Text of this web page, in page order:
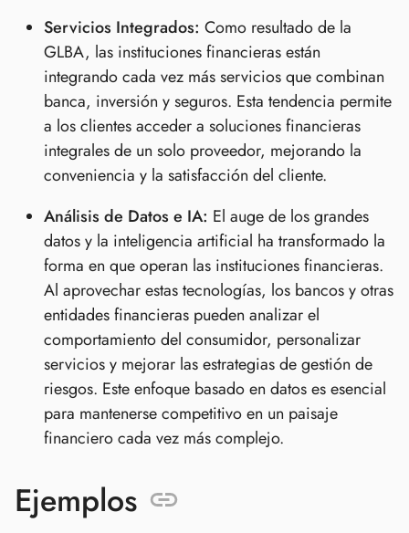
Servicios Integrados: Como resultado de la
GLBA, las instituciones financieras están
integrando cada vez más servicios que combinan
banca, inversión y seguros. Esta tendencia permite
a los clientes acceder a soluciones financieras
integrales de un solo proveedor, mejorando la
conveniencia y la satisfacción del cliente.
Análisis de Datos e IA: El auge de los grandes
datos y la inteligencia artificial ha transformado la
forma en que operan las instituciones financieras.
Al aprovechar estas tecnologías, los bancos y otras
entidades financieras pueden analizar el
comportamiento del consumidor, personalizar
servicios y mejorar las estrategias de gestión de
riesgos. Este enfoque basado en datos es esencial
para mantenerse competitivo en un paisaje
financiero cada vez más complejo.
Ejemplos